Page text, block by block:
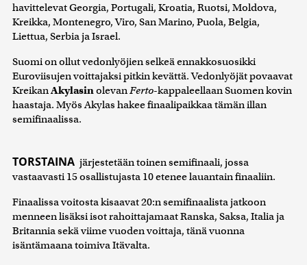
havittelevat Georgia, Portugali, Kroatia, Ruotsi, Moldova,
Kreikka, Montenegro, Viro, San Marino, Puola, Belgia,
Liettua, Serbia ja Israel.
Suomi on ollut vedonlyöjien selkeä ennakkosuosikki
Euroviisujen voittajaksi pitkin kevättä. Vedonlyöjät povaavat
KreikanAkylasinolevanFerto-kappaleellaan Suomen kovin
haastaja. Myös Akylas hakee finaalipaikkaa tämän illan
semifinaalissa.
TORSTAINA järjestetään toinen semifinaali, jossa
vastaavasti 15 osallistujasta 10 etenee lauantain finaaliin.
Finaalissa voitosta kisaavat 20:n semifinaalista jatkoon
menneen lisäksi isot rahoittajamaat Ranska, Saksa, Italia ja
Britannia sekä viime vuoden voittaja, tänä vuonna
isäntämaana toimiva Itävalta.